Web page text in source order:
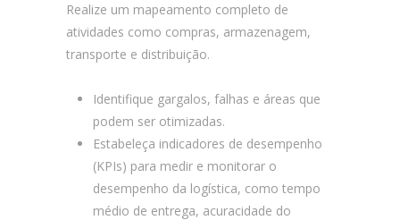
Realize um mapeamento completo de
atividades como compras, armazenagem,
transporte e distribuição.
Identifique gargalos, falhas e áreas que
podem ser otimizadas.
Estabeleça indicadores de desempenho
(KPIs) para medir e monitorar o
desempenho da logística, como tempo
médio de entrega, acuracidade do